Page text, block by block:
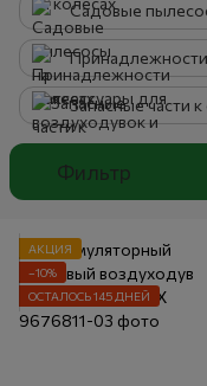
Садовые
Фильтр
АКЦИЯ
−10%
ОСТАЛОСЬ 145 ДНЕЙ